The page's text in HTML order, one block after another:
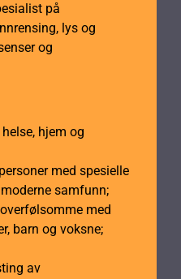
på
lys og
og
hjem og
med spesielle
samfunn;
med
barn og voksne;
av